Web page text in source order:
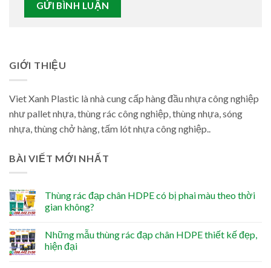
GIỚI THIỆU
Viet Xanh Plastic là nhà cung cấp hàng đầu nhựa công nghiệp
như pallet nhựa, thùng rác công nghiệp, thùng nhựa, sóng
nhựa, thùng chở hàng, tấm lót nhựa công nghiệp..
BÀI VIẾT MỚI NHẤT
Thùng rác đạp chân HDPE có bị phai màu theo thời
gian không?
Những mẫu thùng rác đạp chân HDPE thiết kế đẹp,
hiện đại